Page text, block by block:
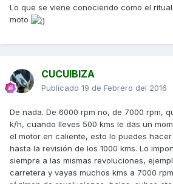
Lo que se viene conociendo como el
moto
CUCUIBIZA
Publicado 19 de Febrero del 2016
De nada. De 6000 rpm no, de 7000 rpm,
k/h, cuando lleves 500 kms le das un
el motor en caliente, esto lo puedes
hasta la revisión de los 1000 kms. Lo
siempre a las mismas revoluciones,
carretera y vayas muchos kms a 7000